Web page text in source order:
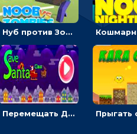
Нуб против Зомби: направлять линию на врага и бить молотом
Перемещать Деда Мороза с оленями, чтобы стрелять по снеговикам - приключения